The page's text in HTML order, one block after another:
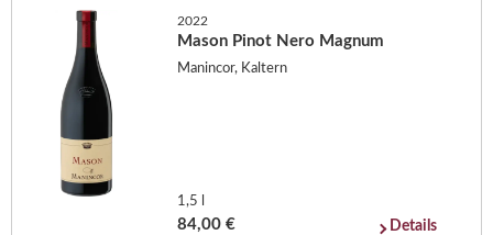
2022
Mason Pinot Nero Magnum
Manincor, Kaltern
1,5 l
84,00 € Details